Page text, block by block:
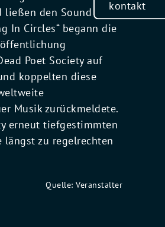
kontakt
ließen den Sound
In Circles“ begann die
Poet Society auf
koppelten diese
Musik zurückmeldete.
erneut tiefgestimmten
längst zu regelrechten
Quelle: Veranstalter